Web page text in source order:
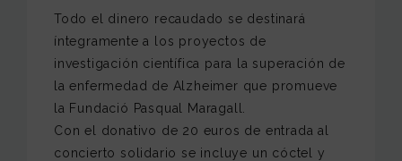
Todo el dinero recaudado se destinará
íntegramente a los proyectos de
investigación científica para la superación de
la enfermedad de Alzheimer que promueve
la Fundació Pasqual Maragall.
Con el donativo de 20 euros de entrada al
concierto solidario se incluye un cóctel y